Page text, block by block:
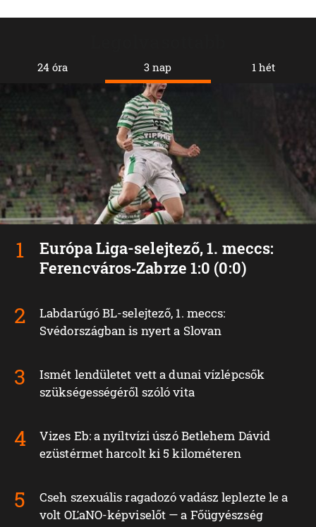
24 óra 3 nap
Európa Liga-selejtező, 1. meccs:
Ferencváros‑Zabrze 1:0 (0:0)
Labdarúgó BL-selejtező, 1. meccs:
Svédországban is nyert a Slovan
Ismét lendületet vett a dunai vízlépcsők
szükségességéről szóló vita
Vizes Eb: a nyíltvízi úszó Betlehem Dávid
ezüstérmet harcolt ki 5 kilométeren
Cseh szexuális ragadozó vadász leplezte le a
volt OĽaNO-képviselőt — a Főügyészség
1 hét